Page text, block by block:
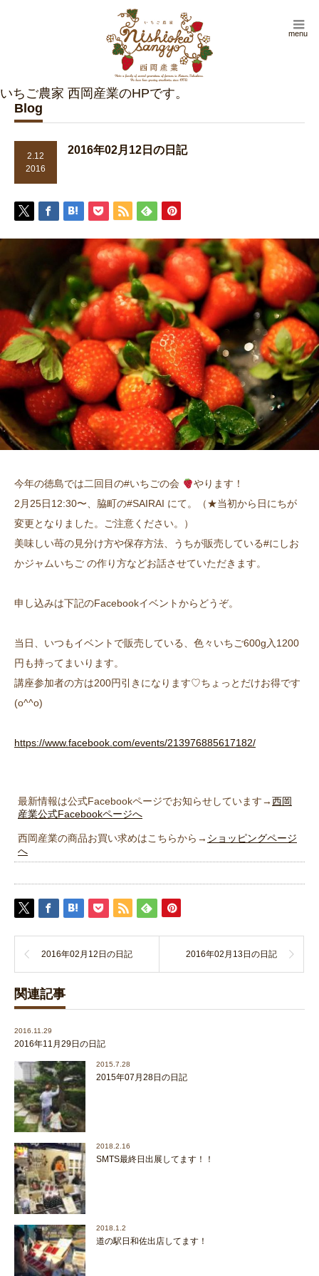
menu
Blog
2.12
2016
2016年02月12日の日記
今年の徳島では二回目の#いちごの会
やります！
2月25日12:30〜、脇町の#SAIRAI にて。（★当初から日にちが
変更となりました。ご注意ください。）
美味しい苺の見分け方や保存方法、うちが販売している#にしお
かジャムいちご の作り方などお話させていただきます。
申し込みは下記のFacebookイベントからどうぞ。
当日、いつもイベントで販売している、色々いちご600g入1200
円も持ってまいります。
講座参加者の方は200円引きになります♡ちょっとだけお得です
(o^^o)
https://www.facebook.com/events/213976885617182/
最新情報は公式Facebookページでお知らせしています→西岡
産業公式Facebookページへ
西岡産業の商品お買い求めはこちらから→ ショッピングページ
へ
2016年02月12日の日記 2016年02月13日の日記
関連記事
2016.11.29
2016年11月29日の日記
2015.7.28
2015年07月28日の日記
2018.2.16
SMTS最終日出展してます！！
2018.1.2
道の駅日和佐出店してます！